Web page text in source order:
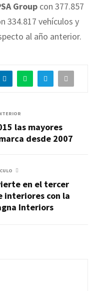
Group con 377.857
334.817 vehículos y
al año anterior.
las mayores
desde 2007
en el tercer
interiores con la
Interiors